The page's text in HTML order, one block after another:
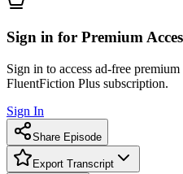
Sign in for Premium
Sign in to access ad-free
FluentFiction Plus subscription.
Sign In
Share Episode
Export Transcript